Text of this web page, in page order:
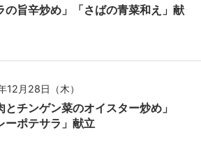
の旨辛炒め」「さばの青菜和え」献
12月28日（木）
とチンゲン菜のオイスター炒め」
ーポテサラ」献立